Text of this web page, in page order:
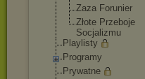
Zaza Forunier
Złote Przeboje
Socjalizmu
Playlisty
Programy
Prywatne